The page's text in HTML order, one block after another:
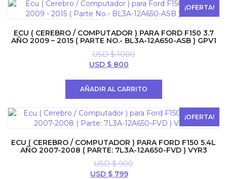
$ 969.
$ 792.
¡OFERTA!
ECU ( CEREBRO / COMPUTADOR ) PARA FORD F150 3.7
AÑO 2009 – 2015 ( PARTE NO.- BL3A-12A650-ASB ) GPV1
USD $1000
El
era:
$ 1000.
USD $ 800
es:
$ 800.
AÑADIR AL CARRITO
¡OFERTA!
ECU ( CEREBRO / COMPUTADOR ) PARA FORD F150 5.4L
AÑO 2007-2008 ( PARTE: 7L3A-12A650-FVD ) VYR3
USD $900
El
USD $799El